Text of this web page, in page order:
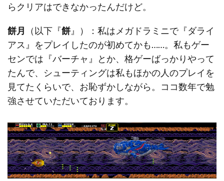
らクリアはできなかったんだけど。
餅月 （以下『餅 』）：私はメガドラミニで『ダライ
アス』をプレイしたのが初めてかも……。私もゲー
センでは『バーチャ』とか、格ゲーばっかりやって
たんで、シューティングは私もほかの人のプレイを
見てたくらいで、お恥ずかしながら。ココ数年で勉
強させていただいております。